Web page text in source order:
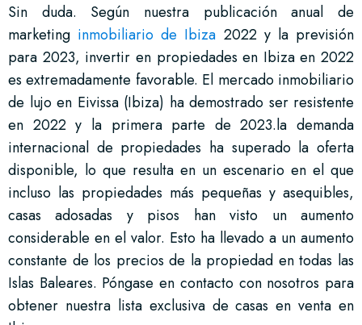
Sin duda. Según nuestra publicación anual de
marketing inmobiliario de Ibiza 2022 y la previsión
para 2023, invertir en propiedades en Ibiza en 2022
es extremadamente favorable. El mercado inmobiliario
de lujo en Eivissa (Ibiza) ha demostrado ser resistente
en 2022 y la primera parte de 2023.la demanda
internacional de propiedades ha superado la oferta
disponible, lo que resulta en un escenario en el que
incluso las propiedades más pequeñas y asequibles,
casas adosadas y pisos han visto un aumento
considerable en el valor. Esto ha llevado a un aumento
constante de los precios de la propiedad en todas las
Islas Baleares. Póngase en contacto con nosotros para
obtener nuestra lista exclusiva de casas en venta en